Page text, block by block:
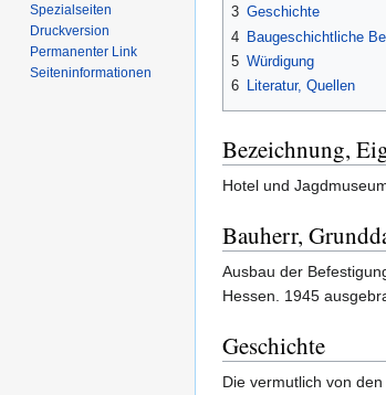
3 Geschichte
4 Baugeschichtliche
5 Würdigung
6 Literatur, Quellen
Bezeichnung,
Hotel und
Bauherr,
Ausbau der
Hessen. 1945
Geschichte
Die vermutlich von
Spezialseiten
Druckversion
Permanenter Link
Seiten­­informationen